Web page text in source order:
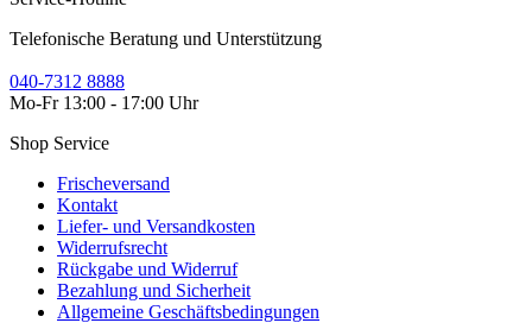
Telefonische Beratung und Unterstützung
040-7312 8888
Mo-Fr 13:00 - 17:00 Uhr
Shop Service
Frischeversand
Kontakt
Liefer- und Versandkosten
Widerrufsrecht
Rückgabe und Widerruf
Bezahlung und Sicherheit
Allgemeine Geschäftsbedingungen